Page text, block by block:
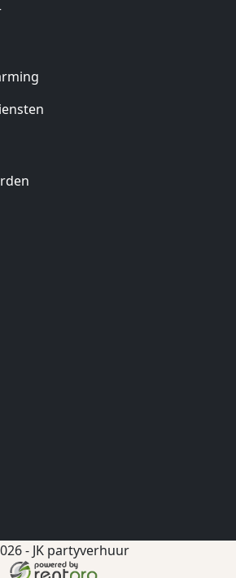
- JK partyverhuur